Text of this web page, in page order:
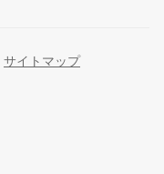
サイトマップ